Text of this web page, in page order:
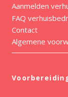
Aanmelden
FAQ
Contact
Algemene